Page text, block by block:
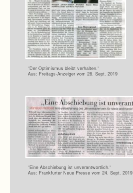
“Der Opti­mis­mus bleibt ver­hal­ten.“
Aus: Freitags-Anzeiger vom 26. Sept. 2019
“Eine Abschie­bung ist unver­ant­wort­lich.“
Aus: Frank­fur­ter Neue Presse vom 24. Sept. 2019